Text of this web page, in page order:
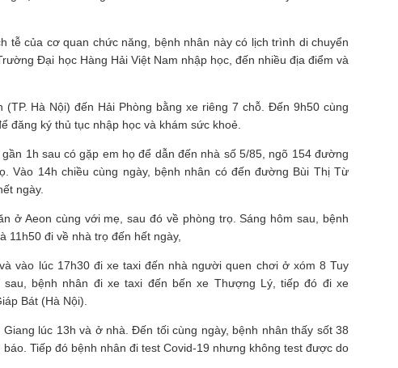
tễ của cơ quan chức năng, bệnh nhân này có lịch trình di chuyển
Đại học Hàng Hải Việt Nam nhập học, đến nhiều địa điểm và
Hà Nội) đến Hải Phòng bằng xe riêng 7 chỗ. Đến 9h50 cùng
đăng ký thủ tục nhập học và khám sức khoẻ.
1h sau có gặp em họ để dẫn đến nhà số 5/85, ngõ 154 đường
Vào 14h chiều cùng ngày, bệnh nhân có đến đường Bùi Thị Từ
ngày.
ở Aeon cùng với mẹ, sau đó về phòng trọ. Sáng hôm sau, bệnh
11h50 đi về nhà trọ đến hết ngày,
vào lúc 17h30 đi xe taxi đến nhà người quen chơi ở xóm 8 Tuy
bệnh nhân đi xe taxi đến bến xe Thượng Lý, tiếp đó đi xe
Bát (Hà Nội).
lúc 13h và ở nhà. Đến tối cùng ngày, bệnh nhân thấy sốt 38
Tiếp đó bệnh nhân đi test Covid-19 nhưng không test được do